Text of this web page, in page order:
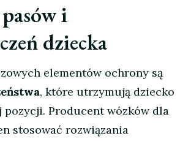
i
dziecka
elementów ochrony są
, które utrzymują dziecko
pozycji. Producent wózków dla
stosować rozwiązania